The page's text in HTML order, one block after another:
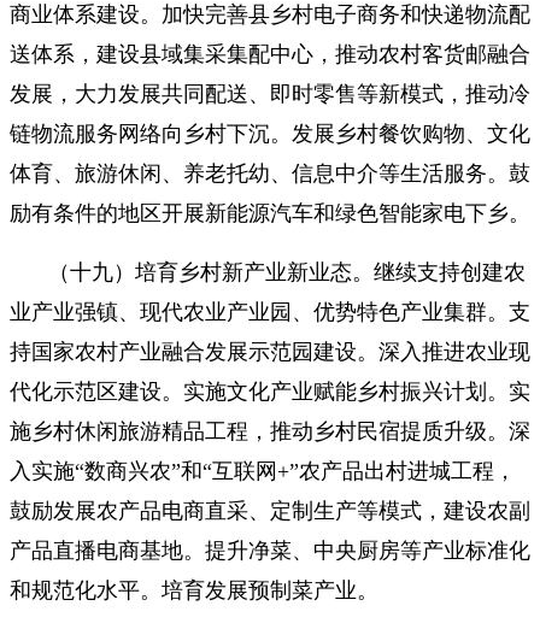
商业体系建设。加快完善县乡村电子商务和快递物流配
送体系，建设县域集采集配中心，推动农村客货邮融合
发展，大力发展共同配送、即时零售等新模式，推动冷
链物流服务网络向乡村下沉。发展乡村餐饮购物、文化
体育、旅游休闲、养老托幼、信息中介等生活服务。鼓
励有条件的地区开展新能源汽车和绿色智能家电下乡。
（十九）培育乡村新产业新业态。继续支持创建农
业产业强镇、现代农业产业园、优势特色产业集群。支
持国家农村产业融合发展示范园建设。深入推进农业现
代化示范区建设。实施文化产业赋能乡村振兴计划。实
施乡村休闲旅游精品工程，推动乡村民宿提质升级。深
入实施“数商兴农”和“互联网+”农产品出村进城工程，
鼓励发展农产品电商直采、定制生产等模式，建设农副
产品直播电商基地。提升净菜、中央厨房等产业标准化
和规范化水平。培育发展预制菜产业。